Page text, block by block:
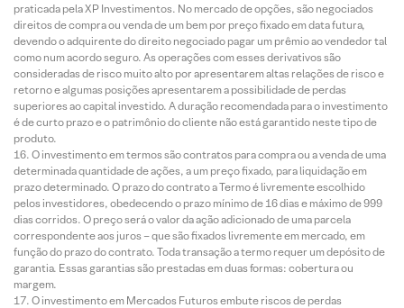
praticada pela XP Investimentos. No mercado de opções, são negociados
direitos de compra ou venda de um bem por preço fixado em data futura,
devendo o adquirente do direito negociado pagar um prêmio ao vendedor tal
como num acordo seguro. As operações com esses derivativos são
consideradas de risco muito alto por apresentarem altas relações de risco e
retorno e algumas posições apresentarem a possibilidade de perdas
superiores ao capital investido. A duração recomendada para o investimento
é de curto prazo e o patrimônio do cliente não está garantido neste tipo de
produto.
O investimento em termos são contratos para compra ou a venda de uma
determinada quantidade de ações, a um preço fixado, para liquidação em
prazo determinado. O prazo do contrato a Termo é livremente escolhido
pelos investidores, obedecendo o prazo mínimo de 16 dias e máximo de 999
dias corridos. O preço será o valor da ação adicionado de uma parcela
correspondente aos juros – que são fixados livremente em mercado, em
função do prazo do contrato. Toda transação a termo requer um depósito de
garantia. Essas garantias são prestadas em duas formas: cobertura ou
margem.
O investimento em Mercados Futuros embute riscos de perdas